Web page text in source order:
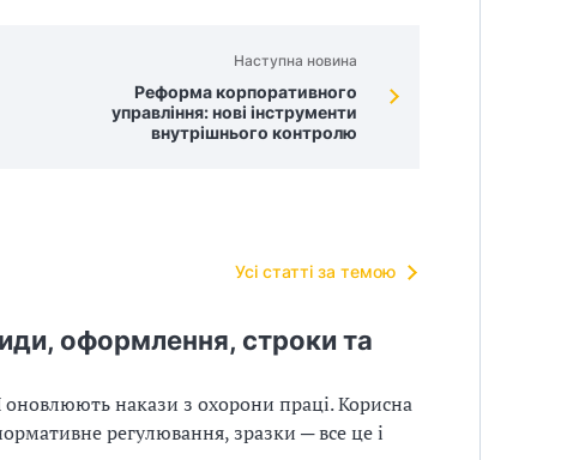
Наступна новина
Реформа корпоративного
управління: нові інструменти
внутрішнього контролю
Усі статті за темою
оформлення, строки та
накази з охорони праці. Корисна
регулювання, зразки ─ все це і